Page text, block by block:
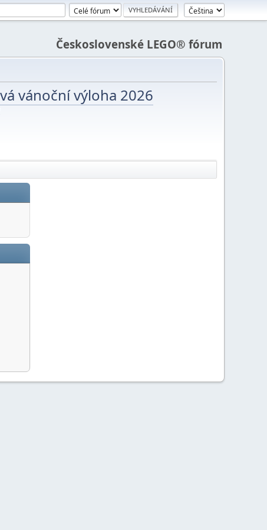
Československé LEGO® fórum
vánoční výloha 2026